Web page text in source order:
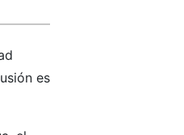
es